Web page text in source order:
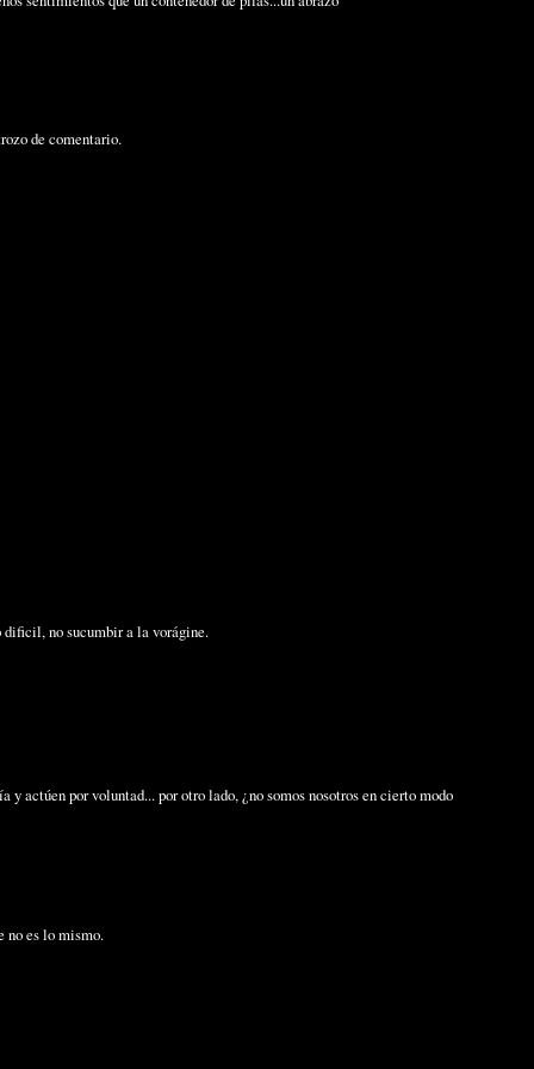
de comentario.
dificil, no sucumbir a la vorágine.
y actúen por voluntad... por otro lado, ¿no somos nosotros en cierto modo
no es lo mismo.